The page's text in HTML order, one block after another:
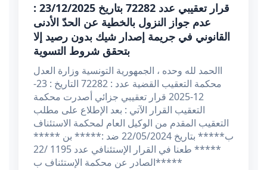
قرار تعقيبي عدد 72282 بتاريخ 23/12/2025 :
عدم جواز النزول بالخطية عن الحدّ الأدنى
القانوني في جريمة إصدار شيك بدون رصيد إلا
بتحقق شروط التسوية
االحمد لله وحده ، الجمهورية التونسية وزارة العدل
محكمة التعقيب القضية عدد : 72282 التاريخ : 23-
12-2025 قرار تعقيبي جزائي أصدرت محكمة
التعقيب القرار الآتي : بعد الإطلاع على مطلب
التعقيب المقدم من الوكيل العام لمحكمة الاستئناف
ب***** بتاريخ 22/05/2024 ضد :***** بن *****
***** طعنا في القرار الإستئنافي عدد 1195 /22
الصادر عن محكمة الإستئناف ب*****